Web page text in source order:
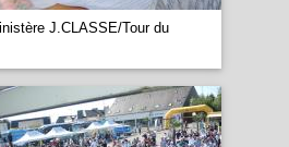
J.CLASSE/Tour du